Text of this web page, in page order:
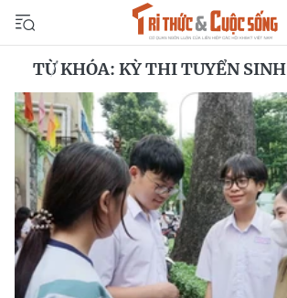
TỪ KHÓA: KỲ THI TUYỂN SINH